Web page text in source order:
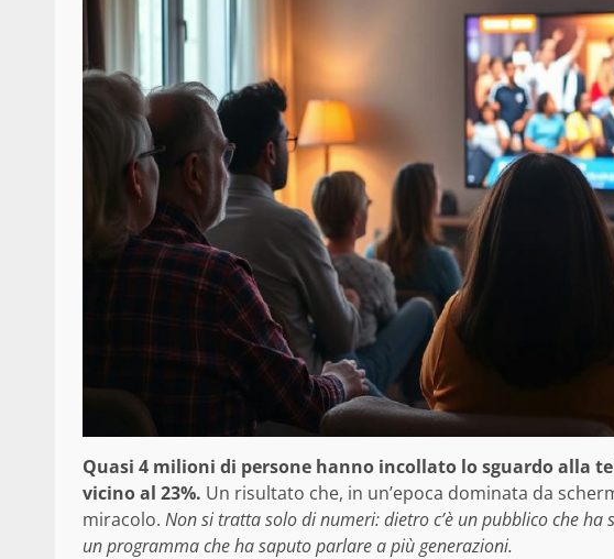
Quasi 4 milioni di persone hanno incollato lo sguardo alla
vicino al 23%. Un risultato che, in un’epoca dominata da
miracolo. Non si tratta solo di numeri: dietro c’è un pubblico che
un programma che ha saputo parlare a più generazioni.